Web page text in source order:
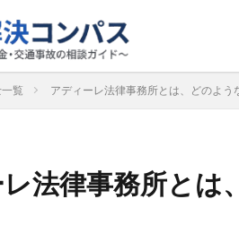
覧 アディーレ法律事務所とは、どのよう
法律事務所とは